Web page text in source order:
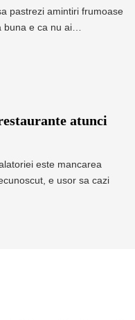
pastrezi amintiri frumoase
buna e ca nu ai…
atunci
este mancarea
e usor sa cazi